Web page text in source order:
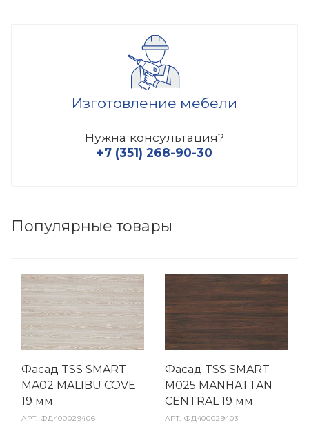
Изготовление мебели
Нужна консультация?
+7 (351) 268-90-30
Популярные товары
Фасад TSS SMART
MA02 MALIBU COVE
19 мм
АРТ.ФД400029406
Фасад TSS SMART
M025 MANHATTAN
CENTRAL 19 мм
АРТ.ФД400029403